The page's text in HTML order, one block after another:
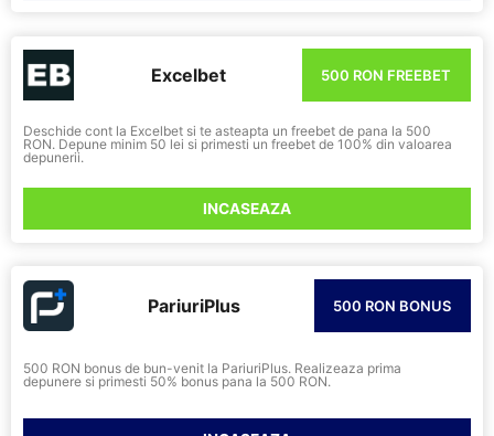
Excelbet 500 RON FREEBET
Deschide cont la Excelbet si te asteapta un freebet de pana la 500
RON. Depune minim 50 lei si primesti un freebet de 100% din valoarea
depunerii.
INCASEAZA
PariuriPlus 500 RON BONUS
500 RON bonus de bun-venit la PariuriPlus. Realizeaza prima
depunere si primesti 50% bonus pana la 500 RON.